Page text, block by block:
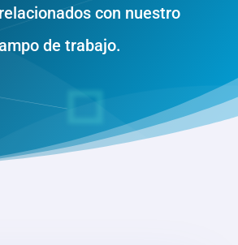
con nuestro
de trabajo.